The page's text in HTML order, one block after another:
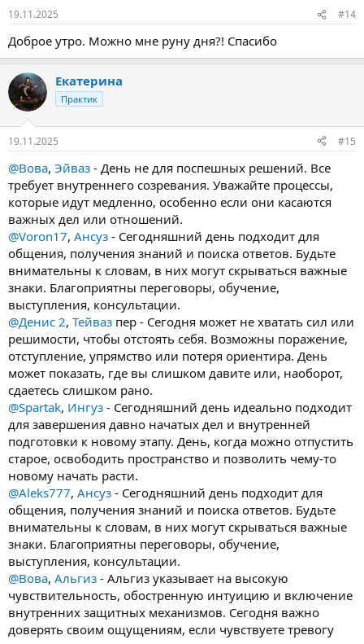
19.11.2025 #14
Доброе утро. Можно мне руну дня?! Спасибо
Екатерина
Практик
19.11.2025 #15
@Вова, Эйваз - День не для поспешных решений. Все
требует внутреннего созревания. Уважайте процессы,
которые идут медленно, особенно если они касаются
важных дел или отношений.
@Voron17, Ансуз - Сегодняшний день подходит для
общения, получения знаний и поиска ответов. Будьте
внимательны к словам, в них могут скрываться важные
знаки. Благоприятны переговоры, обучение,
выступления, консультации.
@Денис 2, Тейваз пер - Сегодня может не хватать сил или
решимости, чтобы отстоять себя. Возможны поражение,
отступление, упрямство или потеря ориентира. День
может показать, где вы слишком давите или, наоборот,
сдаетесь слишком рано.
@Spartak, Ингуз - Сегодняшний день идеально подходит
для завершения давно начатых дел и внутренней
подготовки к новому этапу. День, когда можно отпустить
старое, освободить пространство и позволить чему-то
новому начать расти.
@Aleks777, Ансуз - Сегодняшний день подходит для
общения, получения знаний и поиска ответов. Будьте
внимательны к словам, в них могут скрываться важные
знаки. Благоприятны переговоры, обучение,
выступления, консультации.
@Вова, Альгиз - Альгиз указывает на высокую
чувствительность, обостренную интуицию и включение
внутренних защитных механизмов. Сегодня важно
доверять своим ощущениям, если чувствуете тревогу